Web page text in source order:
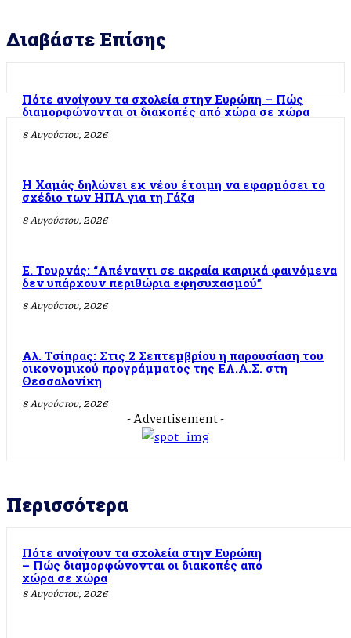
Διαβάστε Επίσης
Πότε ανοίγουν τα σχολεία στην Ευρώπη – Πώς
διαμορφώνονται οι διακοπές από χώρα σε χώρα
8 Αυγούστου, 2026
Η Χαμάς δηλώνει εκ νέου έτοιμη να εφαρμόσει το
σχέδιο των ΗΠΑ για τη Γάζα
8 Αυγούστου, 2026
Ε. Τουρνάς: “Απέναντι σε ακραία καιρικά φαινόμενα
δεν υπάρχουν περιθώρια εφησυχασμού”
8 Αυγούστου, 2026
Αλ. Τσίπρας: Στις 2 Σεπτεμβρίου η παρουσίαση του
οικονομικού προγράμματος της ΕΛ.Α.Σ. στη
Θεσσαλονίκη
8 Αυγούστου, 2026
- Advertisement -
Περισσότερα
Πότε ανοίγουν τα σχολεία στην Ευρώπη
– Πώς διαμορφώνονται οι διακοπές από
χώρα σε χώρα
8 Αυγούστου, 2026